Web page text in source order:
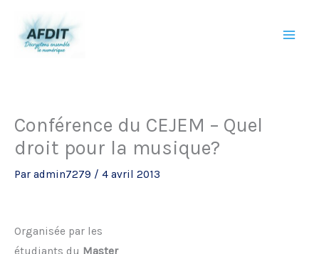
contenu
Conférence du CEJEM – Quel
droit pour la musique?
Par admin7279 / 4 avril 2013
Organisée par les
étudiants du Master